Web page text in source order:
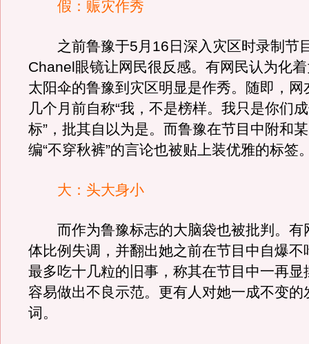
假：赈灾作秀
之前鲁豫于5月16日深入灾区时录制节
Chanel眼镜让网民很反感。有网民认为化
太阳伞的鲁豫到灾区明显是作秀。随即，网
几个月前自称“我，不是榜样。我只是你们
标”，批其自以为是。而鲁豫在节目中附和
编“不穿秋裤”的言论也被贴上装优雅的标签
大：头大身小
而作为鲁豫标志的大脑袋也被批判。有
体比例失调，并翻出她之前在节目中自爆不
最多吃十几粒的旧事，称其在节目中一再显
容易做出不良示范。更有人对她一成不变的
词。